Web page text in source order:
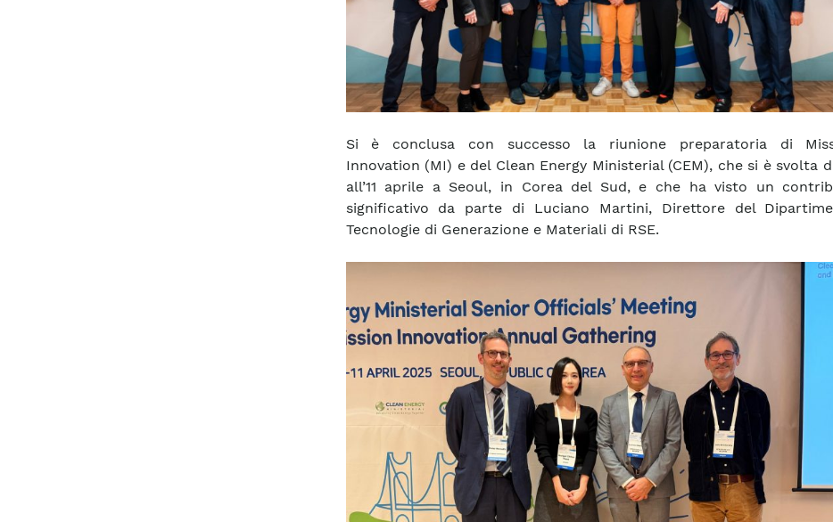
Si è conclusa con successo la riunione preparatoria di
Innovation (MI) e del Clean Energy Ministerial (CEM), che si è svolta
all’11 aprile a Seoul, in Corea del Sud, e che ha visto un
significativo da parte di Luciano Martini, Direttore del
Tecnologie di Generazione e Materiali di RSE.